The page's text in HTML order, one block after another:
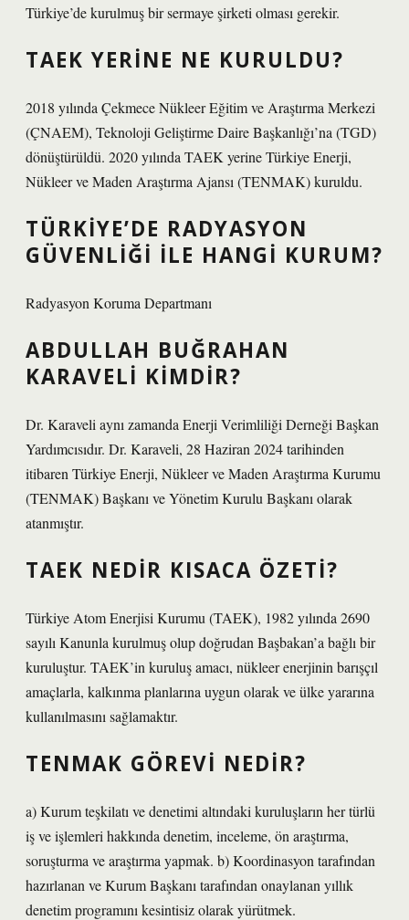
Türkiye’de kurulmuş bir sermaye şirketi olması gerekir.
TAEK YERINE NE KURULDU?
2018 yılında Çekmece Nükleer Eğitim ve Araştırma Merkezi
(ÇNAEM), Teknoloji Geliştirme Daire Başkanlığı’na (TGD)
dönüştürüldü. 2020 yılında TAEK yerine Türkiye Enerji,
Nükleer ve Maden Araştırma Ajansı (TENMAK) kuruldu.
TÜRKIYE’DE RADYASYON
GÜVENLIĞI ILE HANGI KURUM?
Radyasyon Koruma Departmanı
ABDULLAH BUĞRAHAN
KARAVELI KIMDIR?
Dr. Karaveli aynı zamanda Enerji Verimliliği Derneği Başkan
Yardımcısıdır. Dr. Karaveli, 28 Haziran 2024 tarihinden
itibaren Türkiye Enerji, Nükleer ve Maden Araştırma Kurumu
(TENMAK) Başkanı ve Yönetim Kurulu Başkanı olarak
atanmıştır.
TAEK NEDIR KISACA ÖZETI?
Türkiye Atom Enerjisi Kurumu (TAEK), 1982 yılında 2690
sayılı Kanunla kurulmuş olup doğrudan Başbakan’a bağlı bir
kuruluştur. TAEK’in kuruluş amacı, nükleer enerjinin barışçıl
amaçlarla, kalkınma planlarına uygun olarak ve ülke yararına
kullanılmasını sağlamaktır.
TENMAK GÖREVI NEDIR?
a) Kurum teşkilatı ve denetimi altındaki kuruluşların her türlü
iş ve işlemleri hakkında denetim, inceleme, ön araştırma,
soruşturma ve araştırma yapmak. b) Koordinasyon tarafından
hazırlanan ve Kurum Başkanı tarafından onaylanan yıllık
denetim programını kesintisiz olarak yürütmek.